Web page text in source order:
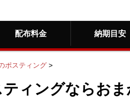
配布料金 納期目安
ポスティング >
ティングならお